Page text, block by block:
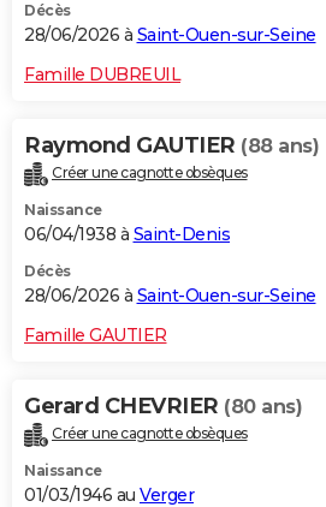
Décès
28/06/2026 à Saint-Ouen-sur-Seine
Famille DUBREUIL
Raymond GAUTIER (88 ans)
Créer une cagnotte obsèques
Naissance
06/04/1938 à Saint-Denis
Décès
28/06/2026 à Saint-Ouen-sur-Seine
Famille GAUTIER
Gerard CHEVRIER (80 ans)
Créer une cagnotte obsèques
Naissance
01/03/1946 au Verger